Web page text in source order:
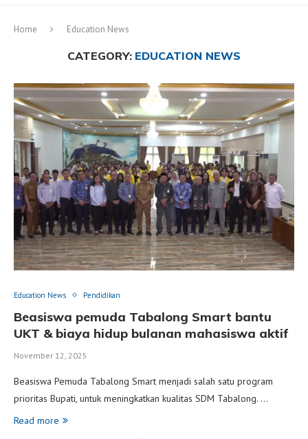
Home Education News
CATEGORY: EDUCATION NEWS
Education News Pendidikan
Beasiswa pemuda Tabalong Smart bantu
UKT & biaya hidup bulanan mahasiswa aktif
November 12, 2025
Beasiswa Pemuda Tabalong Smart menjadi salah satu program
prioritas Bupati, untuk meningkatkan kualitas SDM Tabalong. …
Read more